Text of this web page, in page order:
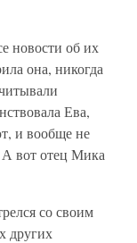
новости об их
она, никогда
Ева,
и вообще не
А вот отец Мика
со своим
других